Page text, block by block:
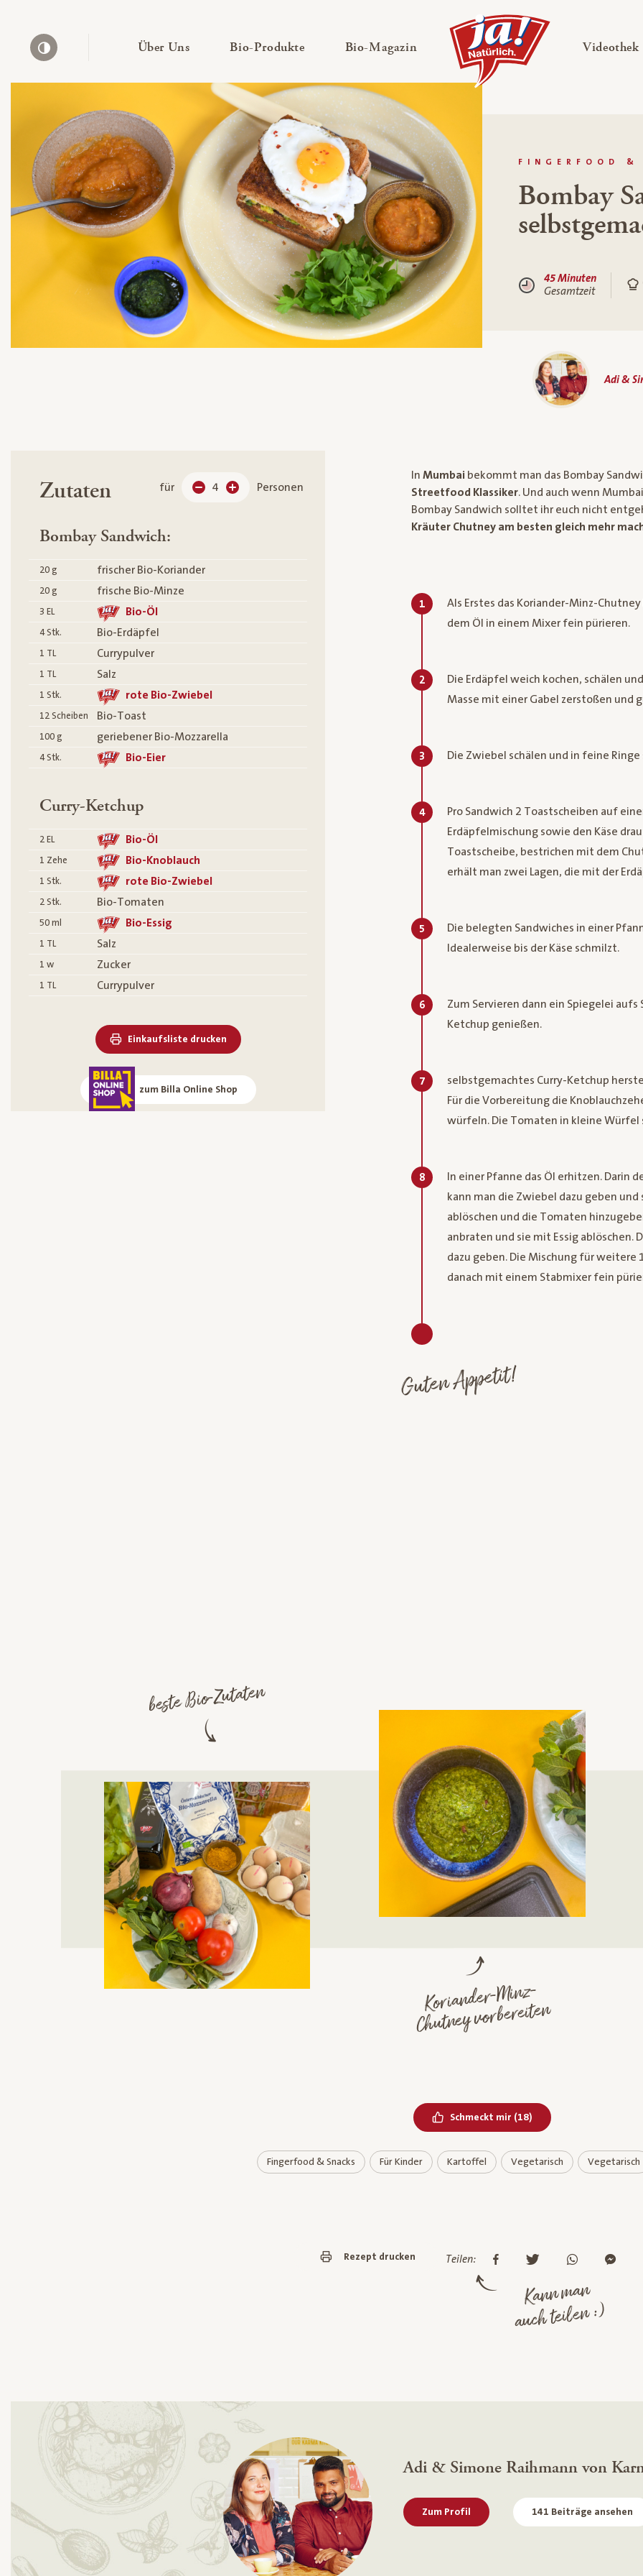
Über Uns— Untermenü ausklappen
Bio-Produkte— Untermenü ausklappen
Bio-Magazin — Untermenü ausklappen Videothek
FINGERFOOD &
Bombay
45 Minuten
Gesamtzeit
Adi &
Zutaten für 4 Personen
Bombay Sandwich:
20 g frischer Bio-Koriander
20 g frische Bio-Minze
3 EL Bio-Öl
4 Stk. Bio-Erdäpfel
1 TL Currypulver
1 TL Salz
1 Stk. rote Bio-Zwiebel
12 Scheiben Bio-Toast
100 g geriebener Bio-Mozzarella
4 Stk. Bio-Eier
Curry-Ketchup
2 EL Bio-Öl
1 Zehe Bio-Knoblauch
1 Stk. rote Bio-Zwiebel
2 Stk. Bio-Tomaten
50 ml Bio-Essig
1 TL Salz
1 w Zucker
1 TL Currypulver
Einkaufsliste drucken
zum Billa Online Shop
In Mumbai bekommt man das Bombay
Streetfood Klassiker. Und auch wenn
Bombay Sandwich solltet ihr euch nicht
Kräuter Chutney am besten gleich mehr
1
Als Erstes das Koriander-Minz-
dem Öl in einem Mixer fein pürieren.
2
Die Erdäpfel weich kochen, schälen
Masse mit einer Gabel zerstoßen und
3 Die Zwiebel schälen und in feine Ringe
4
Pro Sandwich 2 Toastscheiben auf
Erdäpfelmischung sowie den Käse
Toastscheibe, bestrichen mit dem
erhält man zwei Lagen, die mit der
5
Die belegten Sandwiches in einer
Idealerweise bis der Käse schmilzt.
6
Zum Servieren dann ein Spiegelei
Ketchup genießen.
7
selbstgemachtes Curry-Ketchup
Für die Vorbereitung die
würfeln. Die Tomaten in kleine Würfel
8
In einer Pfanne das Öl erhitzen. Darin
kann man die Zwiebel dazu geben
ablöschen und die Tomaten
anbraten und sie mit Essig ablöschen.
dazu geben. Die Mischung für
danach mit einem Stabmixer fein
Guten Appetit!
beste Bio-Zutaten
Koriander-
Minz-
Chutney vorbereiten
Schmeckt mir Bereits geliked
(18)
Fingerfood & Snacks Für Kinder Kartoffel Vegetarisch Vegetarisch
Rezept drucken Teilen:
Kann man
auch teilen :)
Adi & Simone Raihmann von
Zum Profil 141 Beiträge ansehen